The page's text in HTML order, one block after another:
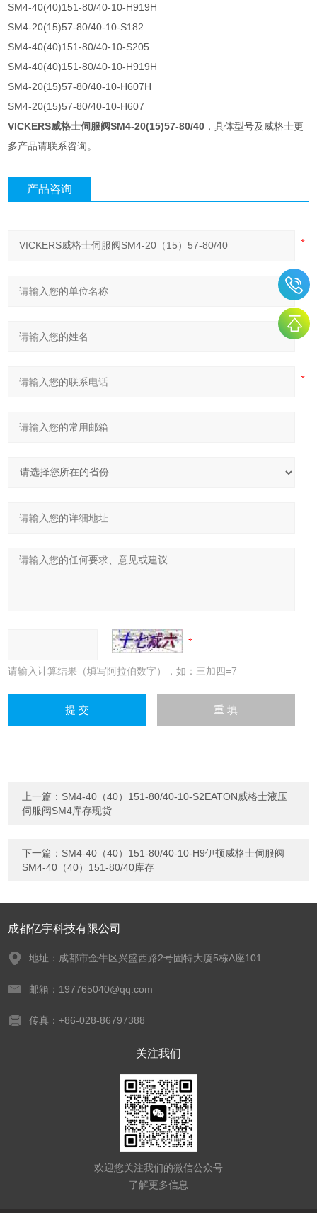
SM4-40(40)151-80/40-10-H919H
SM4-20(15)57-80/40-10-S182
SM4-40(40)151-80/40-10-S205
SM4-40(40)151-80/40-10-H919H
SM4-20(15)57-80/40-10-H607H
SM4-20(15)57-80/40-10-H607
VICKERS威格士伺服阀SM4-20(15)57-80/40 ，具体型号及威格士更
多产品请联系咨询。
产品咨询
请输入计算结果（填写阿拉伯数字），如：三加四=7
上一篇： SM4-40（40）151-80/40-10-S2EATON威格士液压
伺服阀SM4库存现货
下一篇： SM4-40（40）151-80/40-10-H9伊顿威格士伺服阀
SM4-40（40）151-80/40库存
成都亿宇科技有限公司
地址：成都市金牛区兴盛西路2号固特大厦5栋A座101
邮箱：197765040@qq.com
传真：+86-028-86797388
关注我们
欢迎您关注我们的微信公众号
了解更多信息